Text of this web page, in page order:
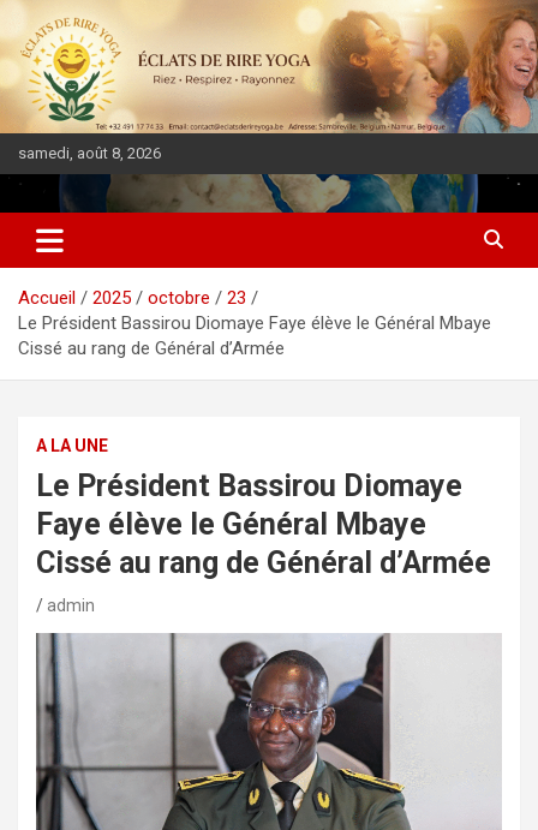
samedi, août 8, 2026
DIASPORA PULSE
Accueil 2025 octobre
23
Le Président Bassirou Diomaye Faye élève le Général Mbaye
Cissé au rang de Général d’Armée
A LA UNE
Le Président Bassirou Diomaye
Faye élève le Général Mbaye
Cissé au rang de Général d’Armée
admin